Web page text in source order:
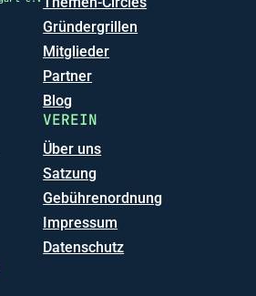
Gründergrillen
Mitglieder
Partner
Blog
VEREIN
Über uns
Satzung
Gebührenordnung
Impressum
Datenschutz